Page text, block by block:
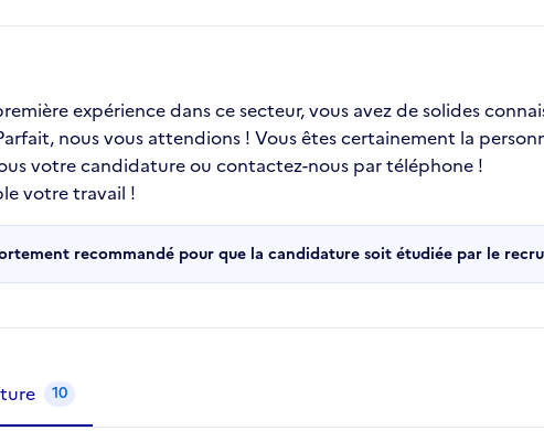
expérience dans ce secteur, vous avez de solides
nous vous attendions ! Vous êtes certainement la
votre candidature ou contactez-nous par téléphone !
votre travail !
recommandé pour que la candidature soit étudiée par le
10